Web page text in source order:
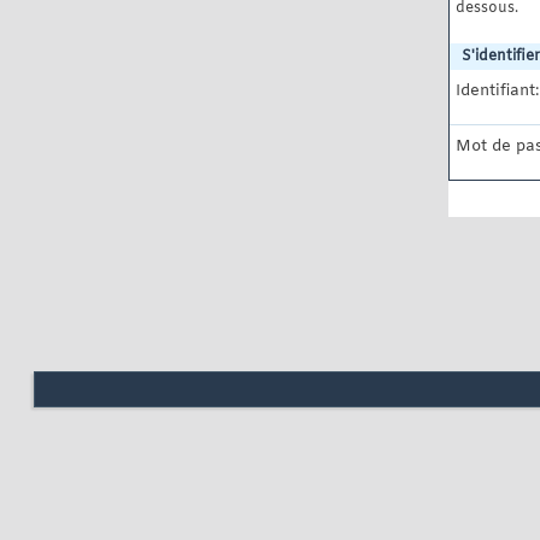
dessous.
S'identifier
Identifiant:
Mot de